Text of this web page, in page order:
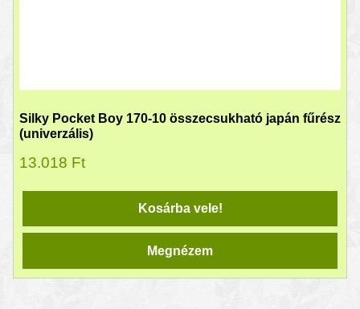
Silky Pocket Boy 170-10 összecsukható japán fűrész
(univerzális)
13.018 Ft
Kosárba vele!
Megnézem